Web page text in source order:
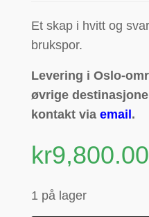
Etskap i hvitt og
brukspor.
Levering i Oslo-
øvrige
kontakt viaemail.
kr9,800.00
1 på lager